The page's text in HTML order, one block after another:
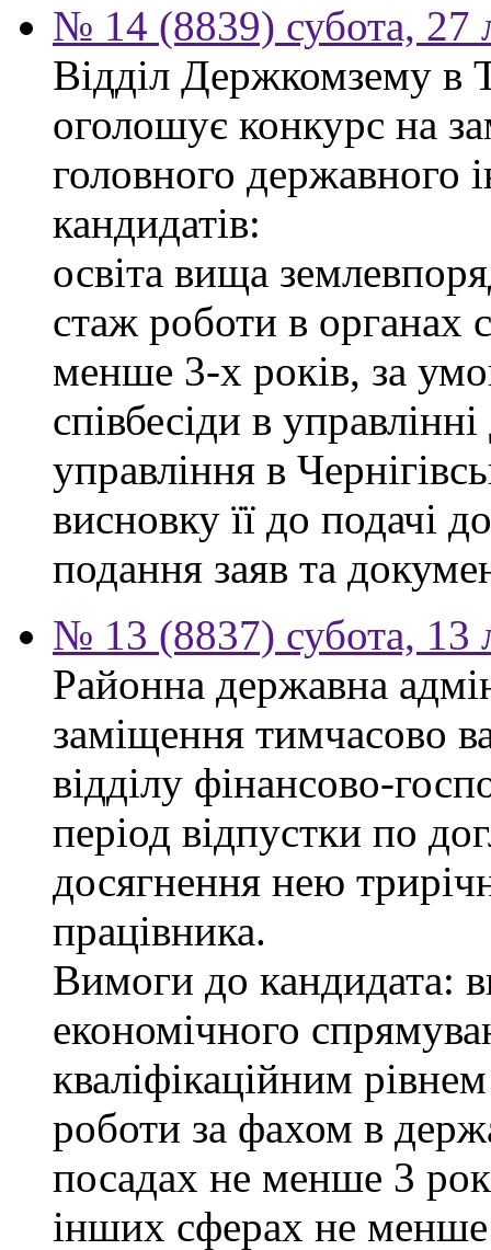
№ 14 (8839) субота, 27
Відділ Держкомзему в
оголошує конкурс на
головного державного
кандидатів:
освіта вища
стаж роботи в органах
менше 3-х років, за
співбесіди в
управління в
висновку її до подачі
подання заяв та
№ 13 (8837) субота, 13
Районна державна
заміщення тимчасово
відділу фінансово-
період відпустки по
досягнення нею
працівника.
Вимоги до кандидата:
економічного
кваліфікаційним
роботи за фахом в
посадах не менше 3
інших сферах не